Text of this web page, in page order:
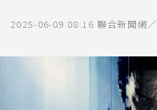
2025-06-09 08:16 聯合新聞網／